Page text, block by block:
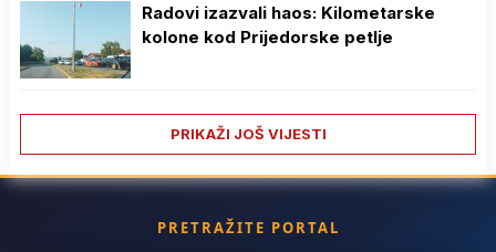
Radovi izazvali haos: Kilometarske
kolone kod Prijedorske petlje
PRIKAŽI JOŠ VIJESTI
PRETRAŽITE PORTAL